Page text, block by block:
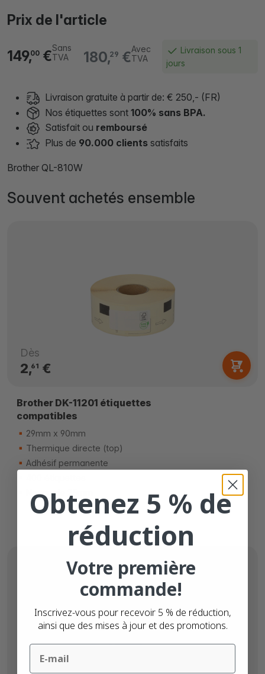
Prix de l'article
180,29 €Avec
TVA
149,00 €Sans
TVA
Livraison sous 1
jours
Livraison gratuite à partir de: € 250,- (FR)
Nos étiquettes sont 100% sans BPA.
Satisfait ou remboursé
Plus de 90.000 clients satisfaits
Brother QL-810W
Souvent achetés ensemble
Dès
2,61 €
Brother DK-11201 étiquettes
compatibles
29mm x 90mm
Thermique directe (top)
Adhésif permanente
Noyau de 25mm
Obtenez 5 % de
réduction
Votre première
commande!
Inscrivez-vous pour recevoir 5 % de réduction,
ainsi que des mises à jour et des promotions.
Email